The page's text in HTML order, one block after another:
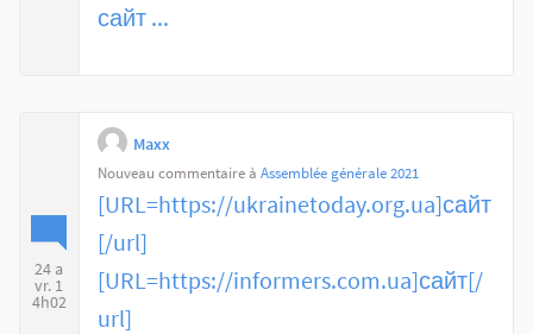
сайт ...
24 a
vr. 1
4h02
Maxx
Nouveau commentaire à Assemblée générale 2021
[URL=https://ukrainetoday.org.ua]сайт
[/url]
[URL=https://informers.com.ua]сайт[/
url]